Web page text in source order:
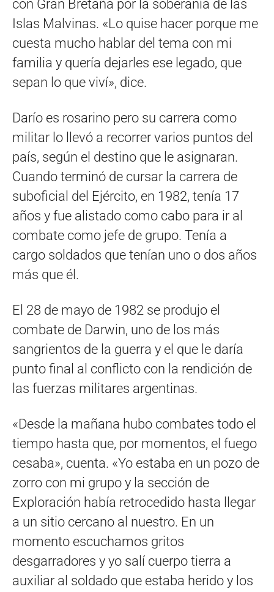
con Gran Bretaña por la soberanía de las
Islas Malvinas. «Lo quise hacer porque me
cuesta mucho hablar del tema con mi
familia y quería dejarles ese legado, que
sepan lo que viví», dice.
Darío es rosarino pero su carrera como
militar lo llevó a recorrer varios puntos del
país, según el destino que le asignaran.
Cuando terminó de cursar la carrera de
suboficial del Ejército, en 1982, tenía 17
años y fue alistado como cabo para ir al
combate como jefe de grupo. Tenía a
cargo soldados que tenían uno o dos años
más que él.
El 28 de mayo de 1982 se produjo el
combate de Darwin, uno de los más
sangrientos de la guerra y el que le daría
punto final al conflicto con la rendición de
las fuerzas militares argentinas.
«Desde la mañana hubo combates todo el
tiempo hasta que, por momentos, el fuego
cesaba», cuenta. «Yo estaba en un pozo de
zorro con mi grupo y la sección de
Exploración había retrocedido hasta llegar
a un sitio cercano al nuestro. En un
momento escuchamos gritos
desgarradores y yo salí cuerpo tierra a
auxiliar al soldado que estaba herido y los